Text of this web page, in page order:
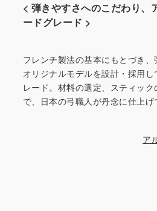
< 弾きやすさへのこだわり、
ードグレード >
フレンチ製法の基本にもとづき
オリジナルモデルを設計・採用
レード。材料の選定、スティック
で、日本の弓職人が丹念に仕上げ
ア